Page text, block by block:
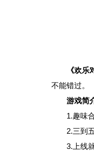
《欢乐
不能错过。
游戏简
1.趣味
2.三到
3.上线